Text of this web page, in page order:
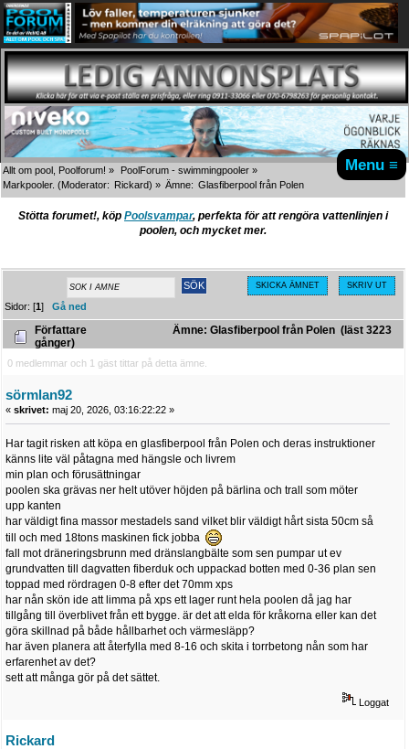
Menu ≡
Allt om pool, Poolforum! » PoolForum - swimmingpooler »
Markpooler. (Moderator: Rickard) » Ämne: Glasfiberpool från Polen
Stötta forumet!, köp Poolsvampar, perfekta för att rengöra vattenlinjen i
poolen, och mycket mer.
SKICKA ÄMNET SKRIV UT
Sidor: [1]Gå ned
Författare
Ämne: Glasfiberpool från Polen (läst 3223
gånger)
0 medlemmar och 1 gäst tittar på detta ämne.
sörmlan92
« skrivet: maj 20, 2026, 03:16:22:22 »
Har tagit risken att köpa en glasfiberpool från Polen och deras instruktioner
känns lite väl påtagna med hängsle och livrem
min plan och förusättningar
poolen ska grävas ner helt utöver höjden på bärlina och trall som möter
upp kanten
har väldigt fina massor mestadels sand vilket blir väldigt hårt sista 50cm så
till och med 18tons maskinen fick jobba
fall mot dräneringsbrunn med dränslangbälte som sen pumpar ut ev
grundvatten till dagvatten fiberduk och uppackad botten med 0-36 plan sen
toppad med rördragen 0-8 efter det 70mm xps
har nån skön ide att limma på xps ett lager runt hela poolen då jag har
tillgång till överblivet från ett bygge. är det att elda för kråkorna eller kan det
göra skillnad på både hållbarhet och värmesläpp?
har även planera att återfylla med 8-16 och skita i torrbetong nån som har
erfarenhet av det?
sett att många gör på det sättet.
Loggat
Rickard